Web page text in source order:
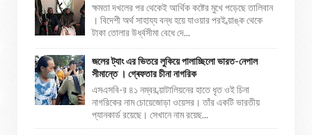
ক্ষমতা দখলের পর থেকেই আর্থিক কষ্টের মুখে পড়েছে তালিবান
। বিদেশী অর্থ সাহায্য বন্ধ হয়ে যাওয়ার পরই ব্য়াঙ্ক থেকে
টাকা তোলার উর্ধ্বসীমা বেধে দে...
জলের ট্যাং এর ভিতরে লুকিয়ে পালাচ্ছিলো ভারত-নেপাল
সীমান্তে । গ্ৰেফতার চীনা নাগরিক
এসএসবি-র ৪১ নম্বর ব্য়াটালিয়নের হাতে ধৃত ওই চিনা
নাগরিকের নাম চোয়েজোড়া ওয়েসর। তাঁর একটি ভারতীয়
প্যানকার্ড রয়েছে। সেখানে নাম রয়েছ...